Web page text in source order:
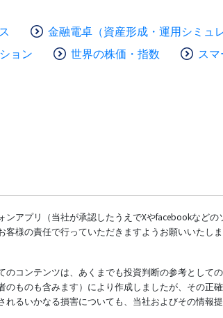
金融電卓（資産形成・運用シミュ
ョン 世界の株価・指数 ス
アプリ（当社が承認したうえでXやfacebookなど
様の責任で行っていただきますようお願いいたしま
コンテンツは、あくまでも投資判断の参考として
ものも含みます）により作成しましたが、その正
るいかなる損害についても、当社およびその情報提